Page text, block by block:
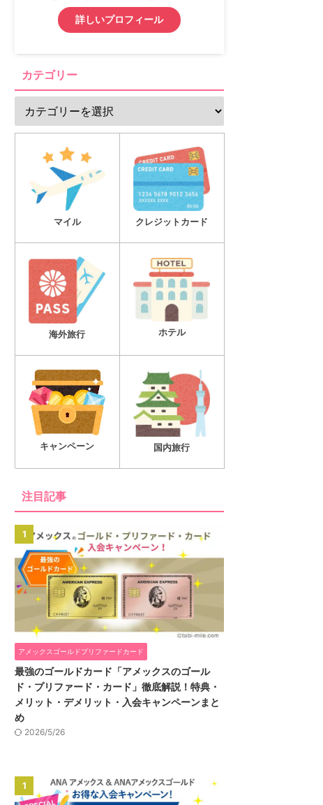
詳しいプロフィール
カテゴリー
マイル クレジットカード
海外旅行 ホテル
キャンペーン 国内旅行
注目記事
1
アメックスゴールドプリファードカード
最強のゴールドカード「アメックスのゴール
ド・プリファード・カード」徹底解説！特典・
メリット・デメリット・入会キャンペーンまと
め
2026/5/26
1